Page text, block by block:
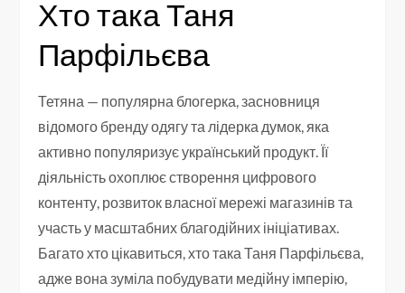
Хто така Таня
Парфільєва
Тетяна — популярна блогерка, засновниця
відомого бренду одягу та лідерка думок, яка
активно популяризує український продукт. Її
діяльність охоплює створення цифрового
контенту, розвиток власної мережі магазинів та
участь у масштабних благодійних ініціативах.
Багато хто цікавиться, хто така Таня Парфільєва,
адже вона зуміла побудувати медійну імперію,